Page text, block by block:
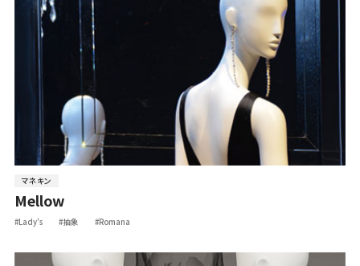
マネキン
Mellow
#Lady’s #抽象 #Romana